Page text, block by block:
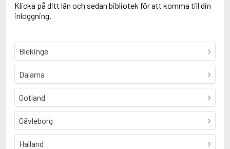
Klicka på ditt län och sedan bibliotek för att komma till din
inloggning.
Blekinge
Dalarna
Gotland
Gävleborg
Halland